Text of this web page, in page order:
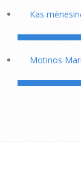
Kas
Motinos